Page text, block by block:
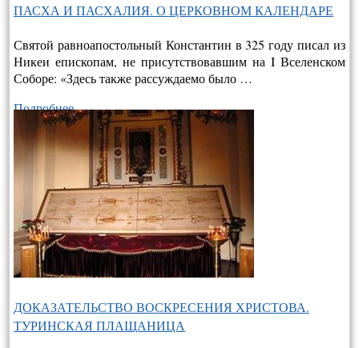
ПАСХА И ПАСХАЛИЯ. О ЦЕРКОВНОМ КАЛЕНДАРЕ
Святой равноапостольный Константин в 325 году писал из
Никеи епископам, не присутствовавшим на I Вселенском
Соборе: «Здесь также рассуждаемо было …
Подробнее…
ДОКАЗАТЕЛЬСТВО ВОСКРЕСЕНИЯ ХРИСТОВА.
ТУРИНСКАЯ ПЛАЩАНИЦА